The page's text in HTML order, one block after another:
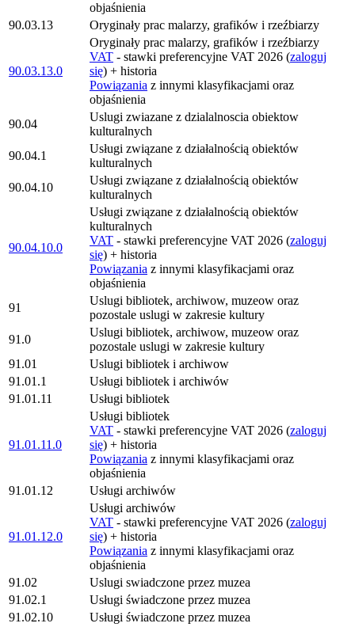
objaśnienia
90.03.13
Oryginały prac malarzy, grafików i rzeźbiarzy
90.03.13.0
Oryginały prac malarzy, grafików i rzeźbiarzy
VAT - stawki preferencyjne VAT 2026 (zaloguj
się) + historia
Powiązania z innymi klasyfikacjami oraz
objaśnienia
90.04
Uslugi zwiazane z dzialalnoscia obiektow
kulturalnych
90.04.1
Usługi związane z działalnością obiektów
kulturalnych
90.04.10
Usługi związane z działalnością obiektów
kulturalnych
90.04.10.0
Usługi związane z działalnością obiektów
kulturalnych
VAT - stawki preferencyjne VAT 2026 (zaloguj
się) + historia
Powiązania z innymi klasyfikacjami oraz
objaśnienia
91
Uslugi bibliotek, archiwow, muzeow oraz
pozostale uslugi w zakresie kultury
91.0
Uslugi bibliotek, archiwow, muzeow oraz
pozostale uslugi w zakresie kultury
91.01
Uslugi bibliotek i archiwow
91.01.1
Usługi bibliotek i archiwów
91.01.11
Usługi bibliotek
91.01.11.0
Usługi bibliotek
VAT - stawki preferencyjne VAT 2026 (zaloguj
się) + historia
Powiązania z innymi klasyfikacjami oraz
objaśnienia
91.01.12
Usługi archiwów
91.01.12.0
Usługi archiwów
VAT - stawki preferencyjne VAT 2026 (zaloguj
się) + historia
Powiązania z innymi klasyfikacjami oraz
objaśnienia
91.02
Uslugi swiadczone przez muzea
91.02.1
Usługi świadczone przez muzea
91.02.10
Usługi świadczone przez muzea